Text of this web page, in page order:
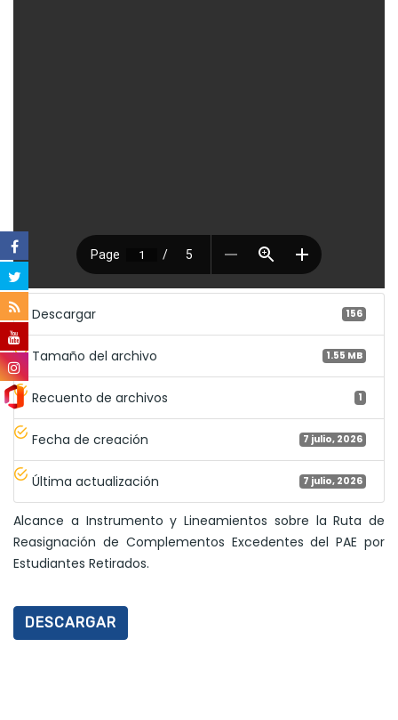
Descargar 156
Tamaño del archivo 1.55 MB
Recuento de archivos 1
Fecha de creación 7 julio, 2026
Última actualización 7 julio, 2026
Alcance a Instrumento y Lineamientos sobre la Ruta de
Reasignación de Complementos Excedentes del PAE por
Estudiantes Retirados.
DESCARGAR